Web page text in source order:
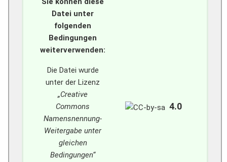
Datei unter
folgenden
Bedingungen
weiterverwenden:
Die Datei wurde
unter der Lizenz
„Creative
Commons
Namensnennung-
Weitergabe unter
gleichen
Bedingungen“
4.0